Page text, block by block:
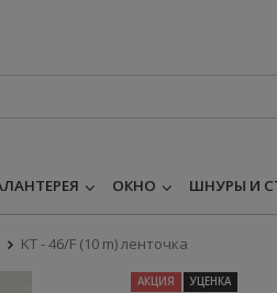
ОКНО ШНУРЫ И
KT - 46/F (10 m) ленточка
АКЦИЯ УЦЕНКА